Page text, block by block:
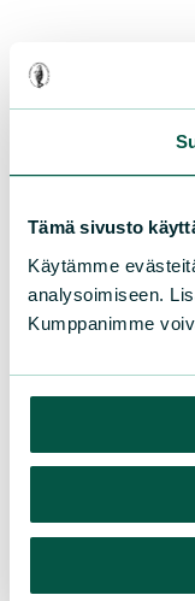
Tämä sivusto
Käytämme
analysoimiseen.
Kumppanimme